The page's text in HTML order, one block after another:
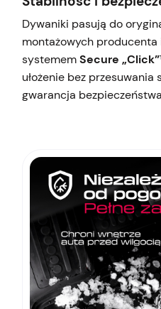
Dywaniki pasują do
montażowych producenta
systememSecure
ułożenie bez przesuwania
gwarancja